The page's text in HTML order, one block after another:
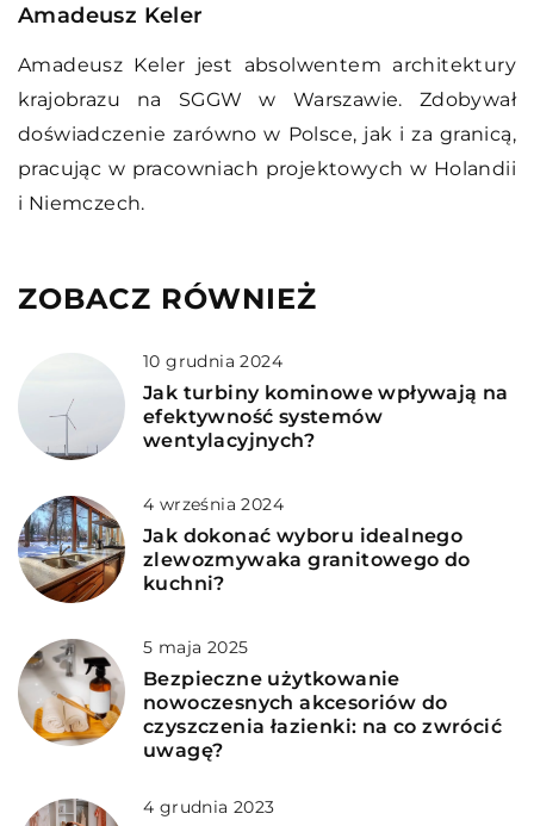
Amadeusz Keler
Amadeusz Keler jest absolwentem architektury
krajobrazu na SGGW w Warszawie. Zdobywał
doświadczenie zarówno w Polsce, jak i za granicą,
pracując w pracowniach projektowych w Holandii
i Niemczech.
ZOBACZ RÓWNIEŻ
10 grudnia 2024
Jak turbiny kominowe wpływają na
efektywność systemów
wentylacyjnych?
4 września 2024
Jak dokonać wyboru idealnego
zlewozmywaka granitowego do
kuchni?
5 maja 2025
Bezpieczne użytkowanie
nowoczesnych akcesoriów do
czyszczenia łazienki: na co zwrócić
uwagę?
4 grudnia 2023